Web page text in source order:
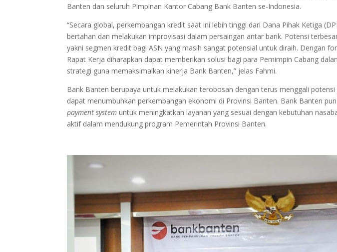
Banten dan seluruh Pimpinan Kantor Cabang Bank Banten se-Indonesia.
“Secara global, perkembangan kredit saat ini lebih tinggi dari Dana Pihak Ketiga
bertahan dan melakukan improvisasi dalam persaingan antar bank. Potensi
yakni segmen kredit bagi ASN yang masih sangat potensial untuk diraih. Dengan
Rapat Kerja diharapkan dapat memberikan solusi bagi para Pemimpin Cabang
strategi guna memaksimalkan kinerja Bank Banten,” jelas Fahmi.
Bank Banten berupaya untuk melakukan terobosan dengan terus menggali
dapat menumbuhkan perkembangan ekonomi di Provinsi Banten. Bank Banten
payment system untuk meningkatkan layanan yang sesuai dengan kebutuhan
aktif dalam mendukung program Pemerintah Provinsi Banten.